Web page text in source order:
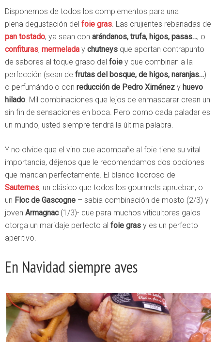
Disponemos de todos los complementos para una
plena degustación del foie gras. Las crujientes rebanadas de
pan tostado, ya sean con arándanos, trufa, higos, pasas…, o
confituras, mermelada y chutneys que aportan contrapunto
de sabores al toque graso del foie y que combinan a la
perfección (sean de frutas del bosque, de higos, naranjas…)
o perfumándolo con reducción de Pedro Ximénez y huevo
hilado. Mil combinaciones que lejos de enmascarar crean un
sin fin de sensaciones en boca. Pero como cada paladar es
un mundo, usted siempre tendrá la última palabra.
Y no olvide que el vino que acompañe al foie tiene su vital
importancia, déjenos que le recomendamos dos opciones
que maridan perfectamente. El blanco licoroso de
Sauternes, un clásico que todos los gourmets aprueban, o
un Floc de Gascogne – sabia combinación de mosto (2/3) y
joven Armagnac(1/3)- que para muchos viticultores galos
otorga un maridaje perfecto al foie gras y es un perfecto
aperitivo.
En Navidad siempre aves